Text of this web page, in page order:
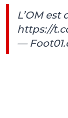
L’OM
https://
—